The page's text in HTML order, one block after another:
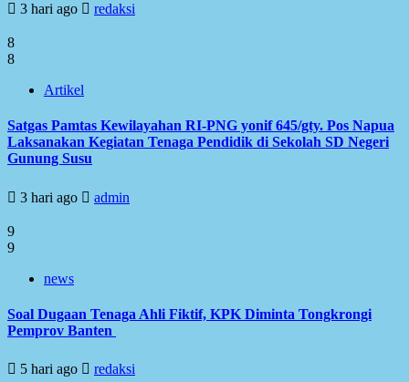
3 hari ago redaksi
8
8
Artikel
Satgas Pamtas Kewilayahan RI-PNG yonif 645/gty. Pos Napua
Laksanakan Kegiatan Tenaga Pendidik di Sekolah SD Negeri
Gunung Susu
3 hari ago admin
9
9
news
Soal Dugaan Tenaga Ahli Fiktif, KPK Diminta Tongkrongi
Pemprov Banten
5 hari ago redaksi